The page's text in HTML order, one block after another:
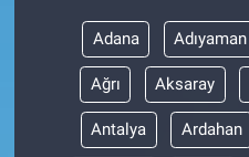
Adana Adıyaman
Ağrı Aksaray
Antalya Ardahan